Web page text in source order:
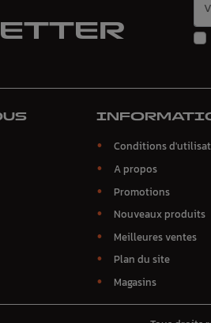
Conditions
A propos
Promotions
Nouveaux produits
Meilleures ventes
Plan du site
Magasins